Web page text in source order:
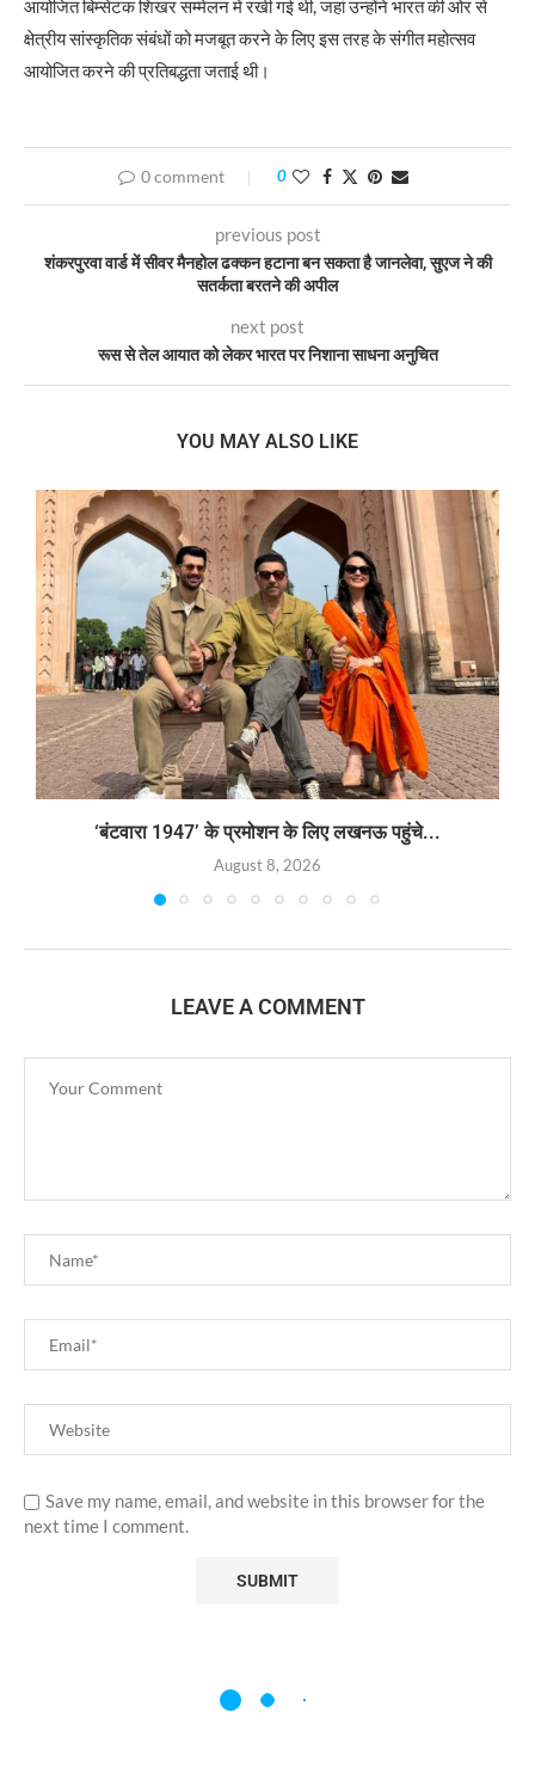
आयोजित बिम्सेटक शिखर सम्मेलन में रखी गई थी, जहां उन्होंने भारत की ओर से
क्षेत्रीय सांस्कृतिक संबंधों को मजबूत करने के लिए इस तरह के संगीत महोत्सव
आयोजित करने की प्रतिबद्धता जताई थी।
0 comment 0
previous post
शंकरपुरवा वार्ड में सीवर मैनहोल ढक्कन हटाना बन सकता है जानलेवा, सुएज ने की
सतर्कता बरतने की अपील
next post
रूस से तेल आयात को लेकर भारत पर निशाना साधना अनुचित
YOU MAY ALSO LIKE
‘बंटवारा 1947’ के प्रमोशन के लिए लखनऊ पहुंचे...
August 8, 2026
LEAVE A COMMENT
Save my name, email, and website in this browser for the
next time I comment.